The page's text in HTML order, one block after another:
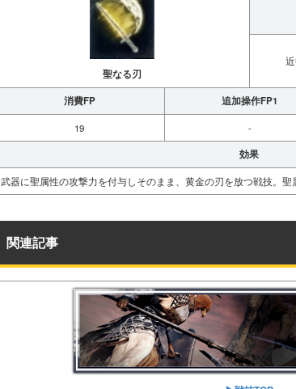
聖なる刃
消費FP 追加操作FP1
19 -
効果
武器に聖属性の攻撃力を付与しそのまま、黄金の刃を放つ戦技。聖
関連記事